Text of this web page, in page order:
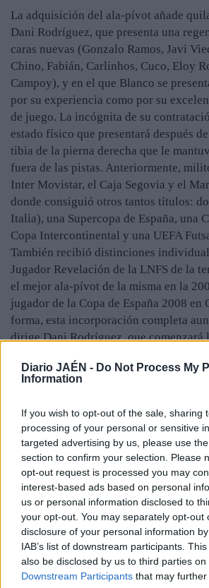
Diario JAÉN - Do Not Process My
Information
If you wish to opt-out of the sale, sharing
processing of your personal or sensitive
targeted advertising by us, please use
section to confirm your selection. Please
opt-out request is processed you may
interest-based ads based on personal
us or personal information disclosed to
your opt-out. You may separately opt-out
disclosure of your personal information
IAB’s list of downstream participants.
also be disclosed by us to third parties on
Downstream Participants that may
La adquisición del ala-pívot añade
Dani Rodríguez, que presenta una
caras nuevas (Gonzalo Ramos, Javi
Chino, Fabián, Carlinhos, Cuco, Eloy
Campoy), y en el que Blanco se
por su experiencia como por su
de juego. La incógnita de su
estado físico que presentará después
tibia de la pierna derecha que le
fuera de las pistas. Anteriormente,
Inter Movistar, el Caja Segovia y el
donde consiguió otros tantos títulos:
Italia), una Supercopa de España, una
Copa Intercontinental y una UEFA
También recibió distinciones
Jugador Revelación de la LNFS de la
el mejor ala-pívot de la misma en la
jugador de la Copa de España 2008 en
forma, esta incorporación completa
dirige Dani Rodríguez, que comenzará
próximo 4 de agosto. Ya hay equipos y
amistosos confirmados: el Bedmar, día
30; el Minuto 90, día 2 de septiembre;
Montesinos Jumilla en el III Trofeo el
cuadrangular, en Pozo Alcón, contra
Uruguay Tenerife y el Melilla, los días